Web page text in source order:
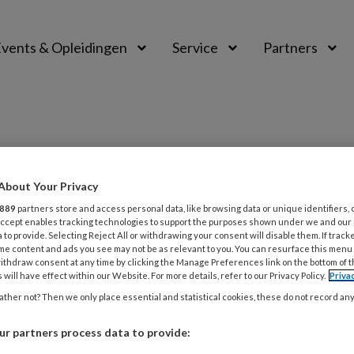
& Opleidingen Service Partners
ACHTERGROND VEILIGHEID
ruimte voor persoonlijke
oktober stond er op het plein voor De Haagse
Your Privacy
889 partners store and access personal data, like browsing data or unique identifiers,
enables tracking technologies to support the purposes shown under we and
to provide. Selecting Reject All or withdrawing your consent will disable them. If
content and ads you see may not be as relevant to you. You can resurface this
consent at any time by clicking the Manage Preferences link on the bottom of
will have effect within our Website. For more details, refer to our Privacy Policy.
not? Then we only place essential and statistical cookies, these do not record
partners process data to provide: